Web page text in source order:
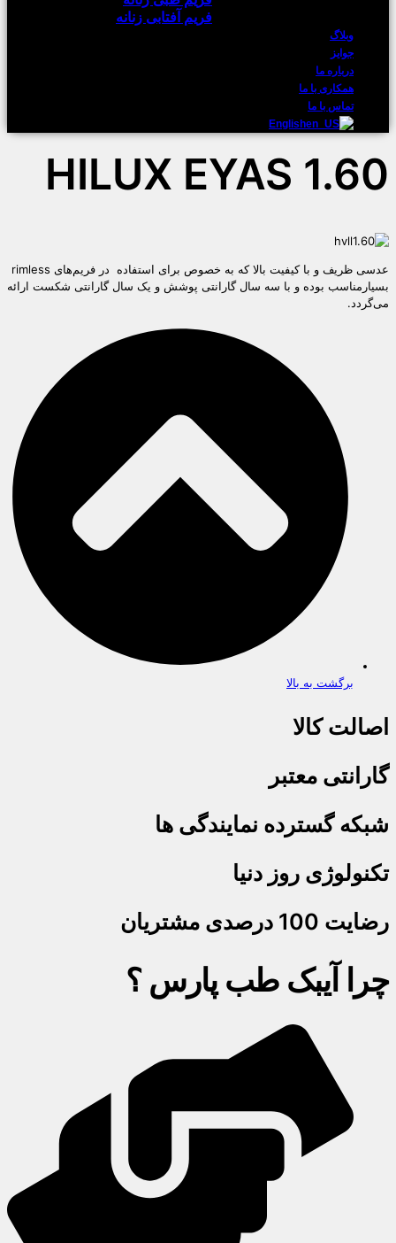
فریم آفتابی زنانه
وبلاگ
جوایز
درباره ما
همکاری با ما
تماس با ما
English
HILUX EYAS 1.60
عدسی ظریف و با کیفیت بالا که به خصوص برای استفاده در فریم‌های rimless
بسیارمناسب بوده و با سه سال گارانتی پوشش و یک سال گارانتی شکست ارائه
می‌گردد.
برگشت به بالا
اصالت کالا
گارانتی معتبر
شبکه گسترده نمایندگی ها
تکنولوژی روز دنیا
رضایت 100 درصدی مشتریان
چرا آیبک طب پارس ؟